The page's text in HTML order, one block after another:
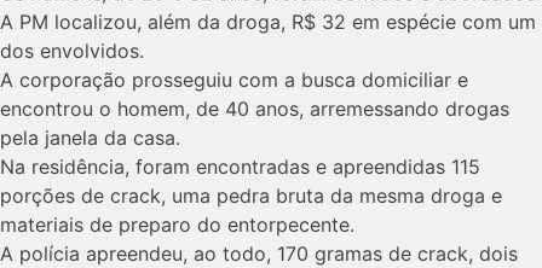
A PM localizou, além da droga, R$ 32 em espécie com um
dos envolvidos.
A corporação prosseguiu com a busca domiciliar e
encontrou o homem, de 40 anos, arremessando drogas
pela janela da casa.
Na residência, foram encontradas e apreendidas 115
porções de crack, uma pedra bruta da mesma droga e
materiais de preparo do entorpecente.
A polícia apreendeu, ao todo, 170 gramas de crack, dois